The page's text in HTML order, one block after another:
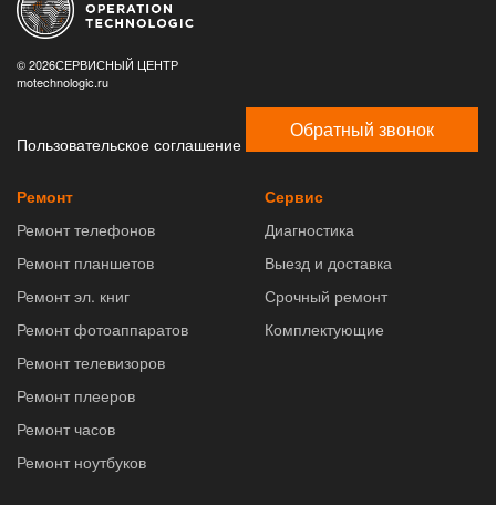
© 2026СЕРВИСНЫЙ ЦЕНТР
motechnologic.ru
Пользовательское соглашение
Обратный звонок
Ремонт
Ремонт телефонов
Ремонт планшетов
Ремонт эл. книг
Ремонт фотоаппаратов
Ремонт телевизоров
Ремонт плееров
Ремонт часов
Ремонт ноутбуков
Сервис
Диагностика
Выезд и доставка
Срочный ремонт
Комплектующие